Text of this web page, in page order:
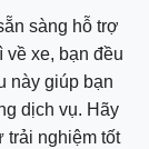
sàng hỗ trợ
về xe, bạn đều
này giúp bạn
dịch vụ. Hãy
trải nghiệm tốt